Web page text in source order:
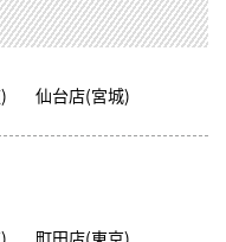
仙台店(宮城)
町田店(東京)